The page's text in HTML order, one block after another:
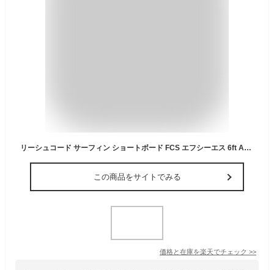
リーシュコード サーフィン ショートボード FCS エフシーエス 6ft ALL ROUND REGULAR オールラウンド レギュラー 6 サーフボード ショート用 ソフトボード用にも サーフィングッズ 【即】
この商品をサイトでみる
価格と在庫を楽天でチェック >>